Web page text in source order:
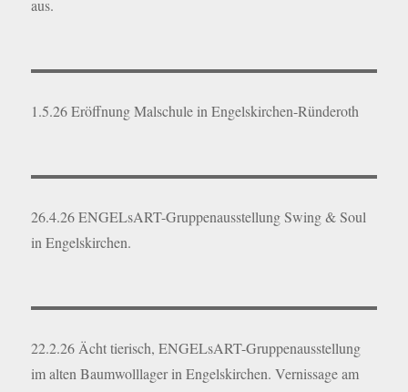
aus.
1.5.26 Eröffnung Malschule in Engelskirchen-Ründeroth
26.4.26 ENGELsART-Gruppenausstellung Swing & Soul
in Engelskirchen.
22.2.26 Ächt tierisch, ENGELsART-Gruppenausstellung
im alten Baumwolllager in Engelskirchen. Vernissage am